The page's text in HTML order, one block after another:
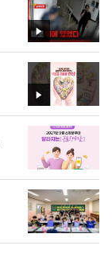
영
상
영
상